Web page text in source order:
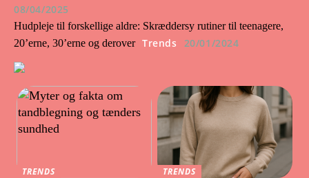
08/04/2025
Hudpleje til forskellige aldre: Skræddersy rutiner til teenagere,
20’erne, 30’erne og derover Trends 20/01/2024
TRENDS
TRENDS